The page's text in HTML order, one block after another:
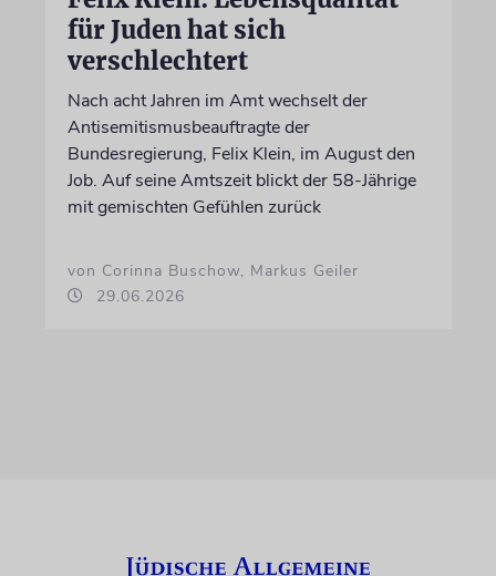
für Juden hat sich
verschlechtert
Nach acht Jahren im Amt wechselt der
Antisemitismusbeauftragte der
Bundesregierung, Felix Klein, im August den
Job. Auf seine Amtszeit blickt der 58-Jährige
mit gemischten Gefühlen zurück
von Corinna Buschow, Markus Geiler
29.06.2026